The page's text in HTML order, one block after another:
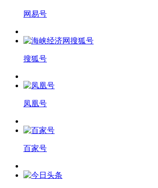
网易号
搜狐号
凤凰号
百家号